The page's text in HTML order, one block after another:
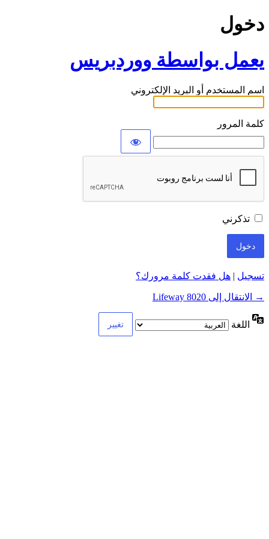
دخول
يعمل بواسطة ووردبريس
اسم المستخدم أو البريد الإلكتروني
كلمة المرور
تذكرني
تسجيل | هل فقدت كلمة مرورك؟
→ الانتقال إلى 8020 Lifeway
اللغة